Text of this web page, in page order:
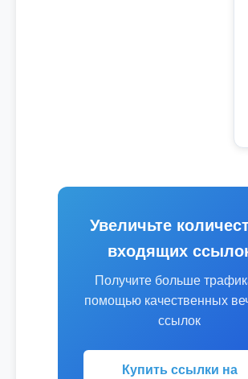
Увеличьте
входящих
Получите больше
помощью качественных
ссылок
Купить ссылки на